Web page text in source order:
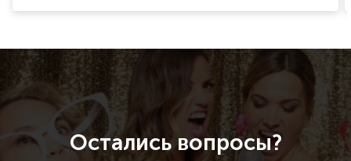
Остались вопросы?